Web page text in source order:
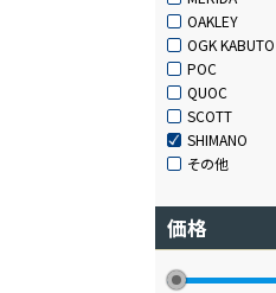
OAKLEY
OGK KABUTO
POC
QUOC
SCOTT
SHIMANO
その他
価格